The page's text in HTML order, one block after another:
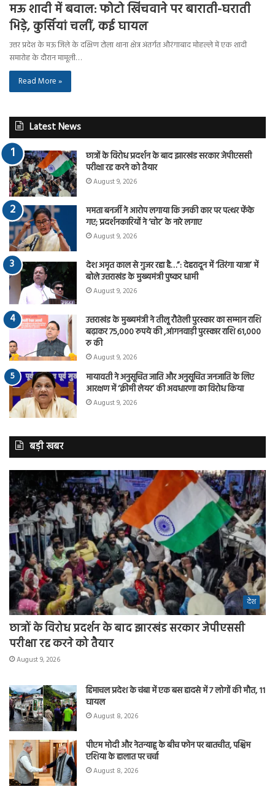
मऊ शादी में बवाल: फोटो खिंचवाने पर बाराती-घराती
भिड़े, कुर्सियां चलीं, कई घायल
उत्तर प्रदेश के मऊ जिले के दक्षिण टोला थाना क्षेत्र अंतर्गत औरंगाबाद मोहल्ले में एक शादी
समारोह के दौरान मामूली…
Read More »
Latest News
छात्रों के विरोध प्रदर्शन के बाद झारखंड सरकार जेपीएससी
परीक्षा रद्द करने को तैयार
August 9, 2026
ममता बनर्जी ने आरोप लगाया कि उनकी कार पर पत्थर फेंके
गए; प्रदर्शनकारियों ने ‘चोर’ के नारे लगाए
August 9, 2026
देश अमृत काल से गुजर रहा है…”: देहरादून में ‘तिरंगा यात्रा’ में
बोले उत्तराखंड के मुख्यमंत्री पुष्कर धामी
August 9, 2026
उत्तराखंड के मुख्यमंत्री ने तीलू रौतेली पुरस्कार का सम्मान राशि
बढ़ाकर 75,000 रुपये की ,आंगनवाड़ी पुरस्कार राशि 61,000
रु की
August 9, 2026
मायावती ने अनुसूचित जाति और अनुसूचित जनजाति के लिए
आरक्षण में ‘क्रीमी लेयर’ की अवधारणा का विरोध किया
August 9, 2026
बड़ी खबर
देश
छात्रों के विरोध प्रदर्शन के बाद झारखंड सरकार जेपीएससी
परीक्षा रद्द करने को तैयार
August 9, 2026
हिमाचल प्रदेश के चंबा में एक बस हादसे में 7 लोगों की मौत, 11
घायल
August 8, 2026
पीएम मोदी और नेतन्याहू के बीच फोन पर बातचीत, पश्चिम
एशिया के हालात पर चर्चा
August 8, 2026